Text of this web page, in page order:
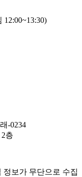
12:00~13:30)
-0234
층
정보가 무단으로 수집